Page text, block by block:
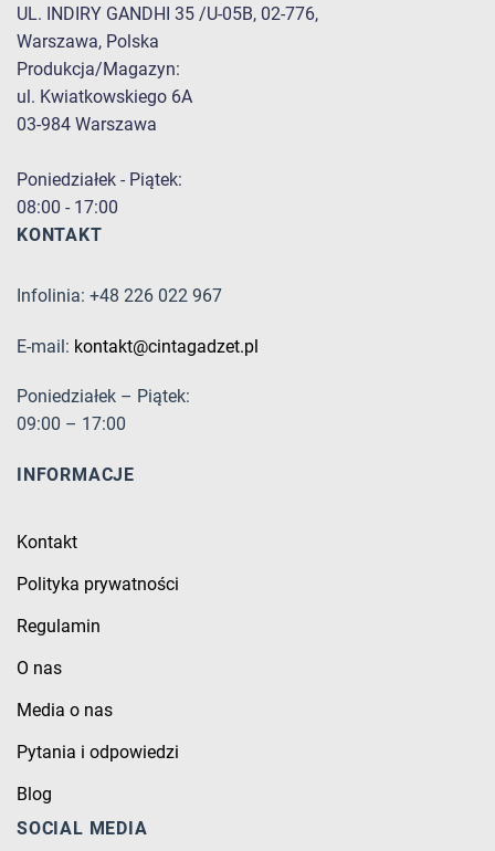
UL. INDIRY GANDHI 35 /U-05B, 02-776,
Warszawa, Polska
Produkcja/Magazyn:
ul. Kwiatkowskiego 6A
03-984 Warszawa
Poniedziałek - Piątek:
08:00 - 17:00
KONTAKT
Infolinia: +48 226 022 967
E-mail: kontakt@cintagadzet.pl
Poniedziałek – Piątek:
09:00 – 17:00
INFORMACJE
Kontakt
Polityka prywatności
Regulamin
O nas
Media o nas
Pytania i odpowiedzi
Blog
SOCIAL MEDIA